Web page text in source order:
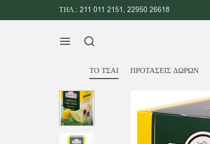
ΤΗΛ.: 211 011 2151, 22950 26618
ΤΟ ΤΣΑΙ ΠΡΟΤΑΣΕΙΣ ΔΩΡΩΝ